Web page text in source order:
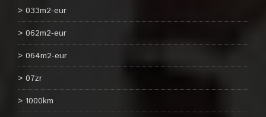
033m2-eur
062m2-eur
064m2-eur
07zr
1000km